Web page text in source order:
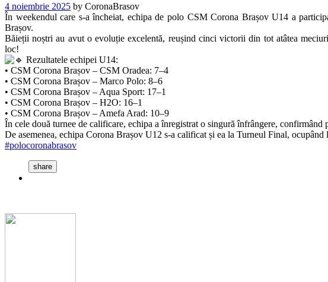
4 noiembrie 2025 by CoronaBrasov
În weekendul care s-a încheiat, echipa de polo CSM Corona Brașov U14 a
Brașov.
Băieții noștri au avut o evoluție excelentă, reușind cinci victorii din tot atâtea
loc!
Rezultatele echipei U14:
• CSM Corona Brașov – CSM Oradea: 7–4
• CSM Corona Brașov – Marco Polo: 8–6
• CSM Corona Brașov – Aqua Sport: 17–1
• CSM Corona Brașov – H2O: 16–1
• CSM Corona Brașov – Amefa Arad: 10–9
În cele două turnee de calificare, echipa a înregistrat o singură înfrângere,
De asemenea, echipa Corona Brașov U12 s-a calificat și ea la Turneul Final, ocupând
#polocoronabrasov
share